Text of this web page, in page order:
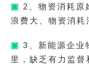
▣ 2、物资消耗原
浪费大、物资消耗
▣ 3、新能源企业
里，缺乏有力监督